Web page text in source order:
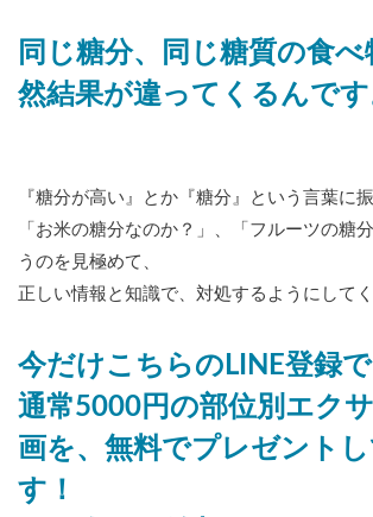
同じ糖分、同じ糖質の食
然結果が違ってくるんです
『糖分が高い』とか『糖分』という言葉に
「お米の糖分なのか？」、「フルーツの糖
うのを見極めて、
正しい情報と知識で、対処するようにしてく
今だけこちらのLINE登録で
通常5000円の部位別エク
画を、無料でプレゼントし
す！